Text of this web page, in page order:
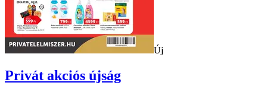
Új
Privát akciós újság